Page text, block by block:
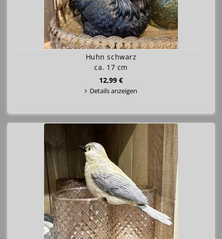
Huhn schwarz
ca. 17 cm
12,99 €
Details anzeigen